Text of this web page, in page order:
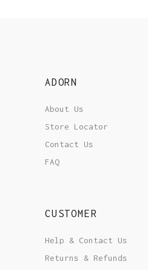
ADORN
About Us
Store Locator
Contact Us
FAQ
CUSTOMER
Help & Contact Us
Returns & Refunds